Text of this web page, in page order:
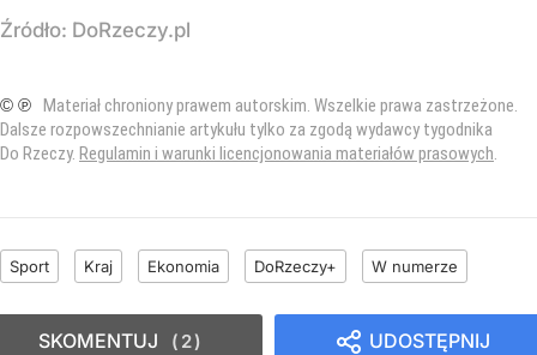
Źródło: DoRzeczy.pl
© ℗ Materiał chroniony prawem autorskim. Wszelkie prawa zastrzeżone.
Dalsze rozpowszechnianie artykułu tylko za zgodą wydawcy tygodnika
Do Rzeczy. Regulamin i warunki licencjonowania materiałów prasowych.
Sport Kraj Ekonomia DoRzeczy+ W numerze
UDOSTĘPNIJ
SKOMENTUJ 2